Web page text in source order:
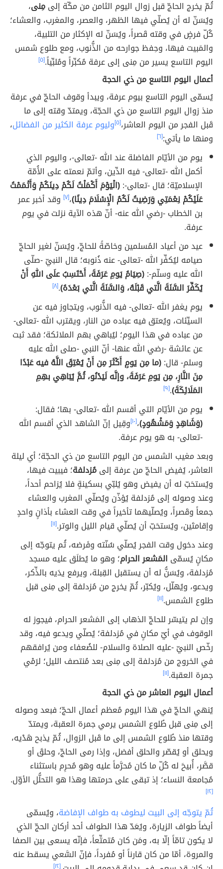
ثُمّ يخرج الحاجّ قبل زوال اليوم الثامن من مكّة إلىمِنى،
ويُسَنّ له أن يُصلّي فيها الظهر، والعصر، والمغرب، والعشاء؛
كُلّ فرضٍ في وقته قَصراً، ويُسَنّ له الإكثار من التلبية،
والمَبيت فيها، وحِفظ جوارحه من الذُّنوب، ومع طلوع شمس
اليوم التاسع يسير من مِنى إلى عرفة مُكبِّراً ومُلبِّياً.[٥]
أعمال اليوم التاسع من ذي الحجة
يُسمّى اليوم التاسع بيوم عرفة، ويبدأ وقوف الحاجّ في عرفة
منذ زوال اليوم التاسع من ذي الحجّة، ويمتدّ وقته إلى ما
قَبل الفجر من اليوم العاشر،[٥] وليوم عرفة الكثير من الفضائل،
ومنها ما يأتي:[٦]
يوم من الأيّام الفاضلة عند الله -تعالى-، واليوم الذي
أكمل الله -تعالى- فيه الدِّين، وأتمّ نعمته على الأُمّة
الإسلاميّة؛ قال -تعالى-:(الْيَوْمَ أَكْمَلْتُ لَكُمْ دِينَكُمْ وَأَتْمَمْتُ
عَلَيْكُمْ نِعْمَتِي وَرَضِيتُ لَكُمُ الْإِسْلَامَ دِينًا)،[٧] وقد أخبر عمر
بن الخطاب -رضي الله عنه- أنّ هذه الآية نزلت في يوم
عرفة.
عيد من أعياد المُسلمين وخاصّةً للحاجّ، ويُسَنّ لغير الحاجّ
صيامه ليُكفِّر الله -تعالى- عنه ذُنوبه؛ قال النبيّ -صلّى
الله عليه وسلّم-:(صِيَامُ يَومِ عَرَفَةَ، أَحْتَسِبُ علَى اللهِ أَنْ
يُكَفِّرَ السَّنَةَ الَّتي قَبْلَهُ، وَالسَّنَةَ الَّتي بَعْدَهُ).[٨]
يوم يغفر الله -تعالى- فيه الذُّنوب، ويتجاوز فيه عن
السيِّئات، ويُعتق فيه عباده من النار، ويقترب الله -تعالى-
من عباده في هذا اليوم؛ ليُباهي بهم الملائكة؛ فقد ثبت
عن عائشة -رضي الله عنها- أنّ النبي -صلى الله عليه
وسلم- قال:(ما مِن يَومٍ أَكْثَرَ مِن أَنْ يُعْتِقَ اللَّهُ فيه عَبْدًا
مِنَ النَّارِ، مِن يَومِ عَرَفَةَ، وإنَّه لَيَدْنُو، ثُمَّ يُبَاهِي بهِمِ
المَلَائِكَةَ).[٩]
يوم من الأيّام التي أقسم الله -تعالى- بها؛ فقال:
(وَشَاهِدٍ وَمَشْهُودٍ)،[١٠] وقِيل إنّ الشاهد الذي أقسم الله
-تعالى- به هو يوم عرفة.
وبعد مغيب الشمس من اليوم التاسع من ذي الحجّة؛ أي ليلة
العاشر، يُفيض الحاجّ من عرفة إلىمُزدلفة؛ فيبيت فيها،
ويُستحَبّ له أن يفيض وهو يُلبّي بسكينةٍ فلا يُزاحم أحداً،
وعند وصوله إلى مُزدلفة يُؤذّن ويُصلّي المغرب والعشاء
جمعاً وقَصراً، ويُصلّيهما تأخيراً في وقت العشاء بأذانٍ واحدٍ
وإقامتَين، ويُستحَبّ أن يُصلّي قيام الليل والوتر.[١١]
وعند دخول وقت الفجر يُصلّي سُنّته وفَرضه، ثُم يتوجّه إلى
مكانٍ يُسمّى المَشعر الحرام؛ وهو ما يُطلَق عليه مسجد
مُزدلفة، ويُسَنُّ له أن يستقبل القِبلة، ويرفع يدَيه بالذِّكر،
ويدعو، ويُهلّل، ويُكبّر، ثُمّ يخرج من مُزدلفة إلى مِنى قبل
طلوع الشمس.[١١]
وإن لم يتيسّر للحاجّ الذهاب إلى المَشعر الحرام، فيجوز له
الوقوف في أيّ مكانٍ في مُزدلفة؛ يُصلّي ويدعو فيه، وقد
رخّص النبيّ -عليه الصلاة والسلام- للضُعفاء ومن يُرافقهم
في الخروج من مُزدلفة إلى مِنى بعد مُنتصف الليل؛ لرَمْي
جمرة العقبة.[١١]
أعمال اليوم العاشر من ذي الحجة
يُنهي الحاجّ في هذا اليوم مُعظم أعمال الحجّ؛ فبعد وصوله
إلى مِنى قبل طُلوع الشمس يرمي جمرة العقبة، ويمتدّ
وقتها منذ طُلوع الشمس إلى ما قَبل الزوال، ثُمّ يذبح هَدْيه،
ويحلق أو يُقصّر والحلق أفضل، وإذا رمى الحاجّ، وحلقَ أو
قصَّر، أُبيحَ له كُلّ ما كان مُحرَّماً عليه وهو مُحرِم باستثناء
مُجامعة النساء؛ إذ تبقى على حرمتها وهذا هو التحلُّل الأوّل.
[١٢]
ثُمّ يتوجّه إلى البيت ليطوف به طواف الإفاضة، ويُسمّى
أيضاً طواف الزيارة، ويُعَدّ هذا الطواف أحد أركان الحجّ الذي
لا يكون تامّاً إلّا به، ومَن كان مُتمتِّعاً، فإنّه يسعى بين الصفا
والمروة، أمّا من كان قارناً أو مُفرداً، فإنّ السَّعي يسقط عنه
[١٢]